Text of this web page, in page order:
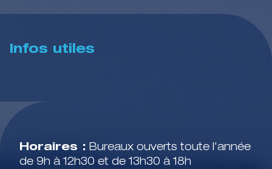
Infos utiles
Horaires : Bureaux ouverts toute l'année
de 9h à 12h30 et de 13h30 à 18h